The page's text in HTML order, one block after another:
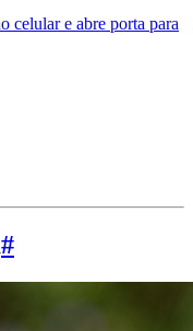
celular e abre porta para
#